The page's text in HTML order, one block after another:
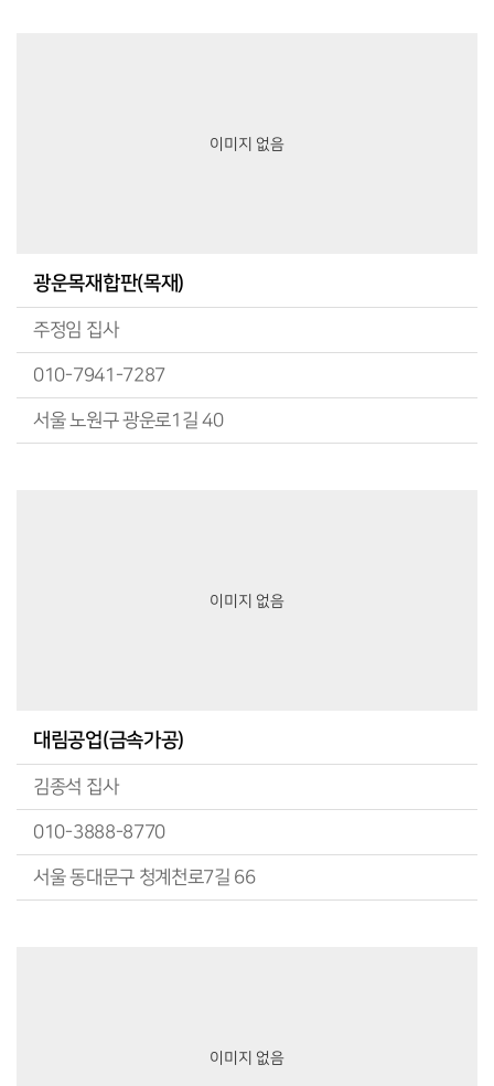
이미지 없음
광운목재합판(목재)
주정임 집사
010-7941-7287
서울 노원구 광운로1길 40
이미지 없음
대림공업(금속가공)
김종석 집사
010-3888-8770
서울 동대문구 청계천로7길 66
이미지 없음